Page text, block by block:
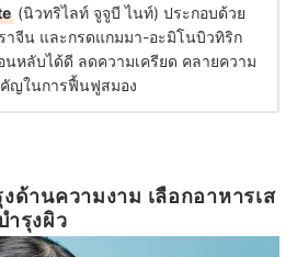
(นิวทริไลท์ จูจูบี ไนท์) ประกอบด้วย
าจีน และกรดแกมมา-อะมิโนบิวทิริก
นหลับได้ดี ลดความเครียด คลายความ
ญในการฟื้นฟูสมอง
ด้านความงาม เลือกอาหารเส
ำรุงผิว